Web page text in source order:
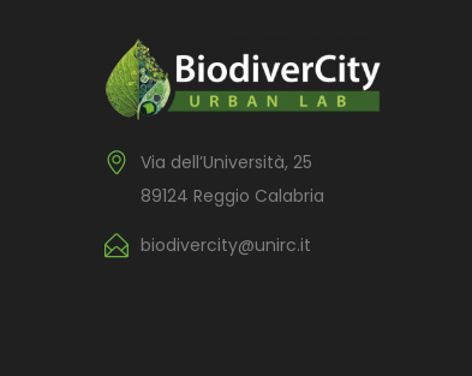
Via dell’Università, 25
89124 Reggio Calabria
biodivercity@unirc.it